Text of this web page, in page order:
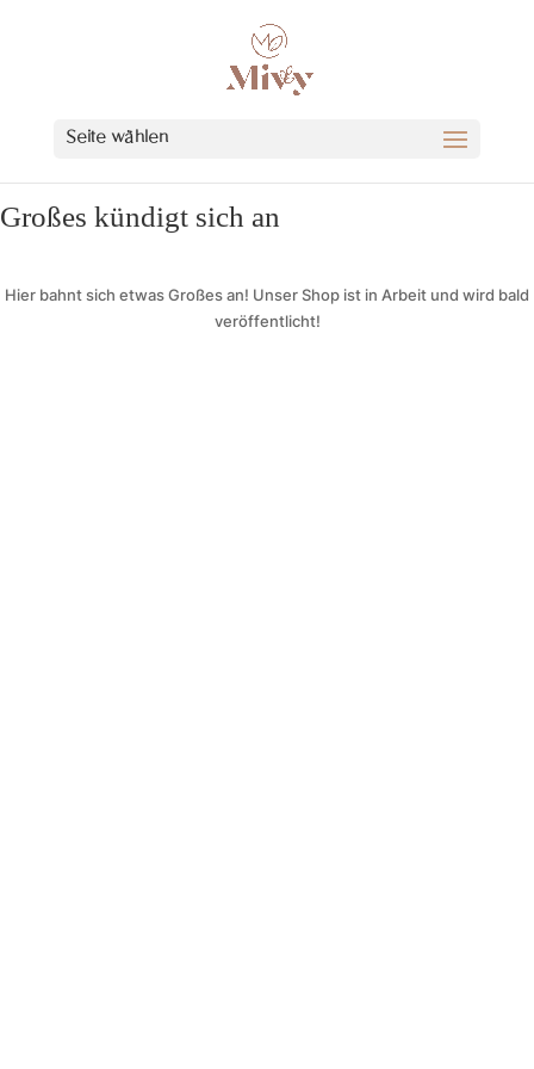
Seite wählen
Großes kündigt sich an
Hier bahnt sich etwas Großes an! Unser Shop ist in Arbeit und wird bald
veröffentlicht!